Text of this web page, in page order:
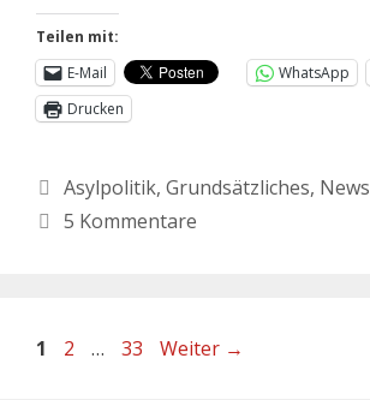
Teilen mit:
E-Mail
WhatsApp
Drucken
Asylpolitik, Grundsätzliches, News
5 Kommentare
1 2 … 33 Weiter →